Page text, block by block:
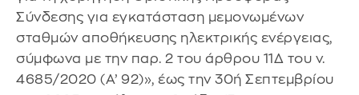
Σύνδεσης για εγκατάσταση μεμονωμένων
σταθμών αποθήκευσης ηλεκτρικής ενέργειας,
σύμφωνα με την παρ. 2 του άρθρου 11Δ του ν.
4685/2020 (Α’ 92)», έως την 30ή Σεπτεμβρίου